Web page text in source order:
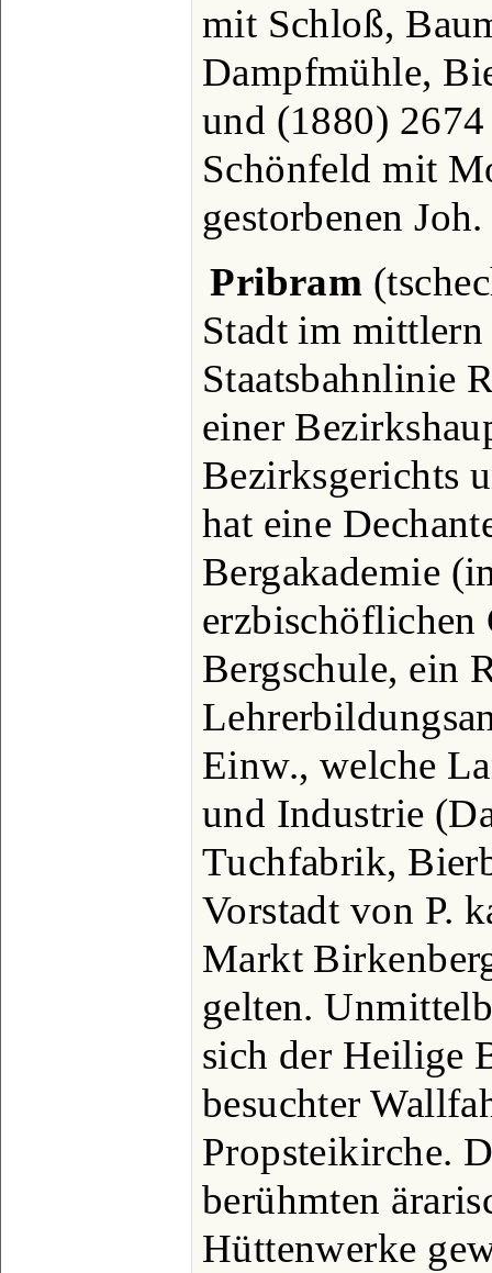
mit Schloß,
Dampfmühle,
und (1880)
Schönfeld mit
gestorbenen
Pribram
Stadt im
Staatsbahnlinie
einer
Bezirksgerichts
hat eine
Bergakademie
erzbischöflichen
Bergschule, ein
Einw., welche
und Industrie
Tuchfabrik,
Vorstadt von P.
Markt
gelten.
sich der Heilige
besuchter
Propsteikirche.
berühmten
Hüttenwerke